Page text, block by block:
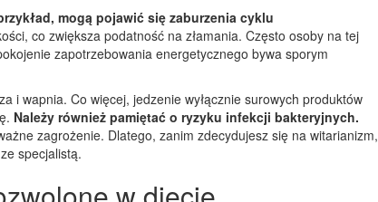
mogą pojawić się zaburzenia cyklu
co zwiększa podatność na złamania. Często osoby na tej
zapotrzebowania energetycznego bywa sporym
i wapnia. Co więcej, jedzenie wyłącznie surowych produktów
Należy również pamiętać o ryzyku infekcji bakteryjnych.
zagrożenie. Dlatego, zanim zdecydujesz się na witarianizm,
specjalistą.